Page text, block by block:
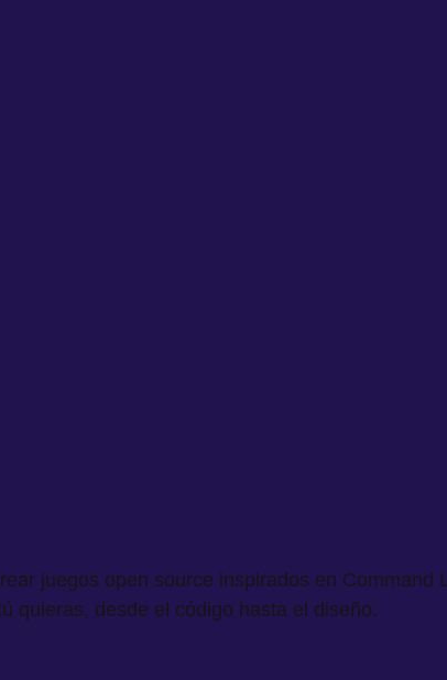
juegos open source inspirados en Command
quieras, desde el código hasta el diseño.